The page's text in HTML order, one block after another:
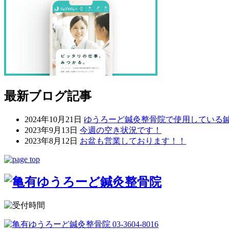
最新ブログ記事
2024年10月21日 ゆうろーど鍼灸整骨院で使用している
2023年9月13日 今週の空き状況です！
2023年8月12日 お盆も営業しております！！